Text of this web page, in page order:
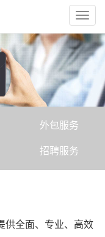
外包服务
招聘服务
供全面、专业、高效